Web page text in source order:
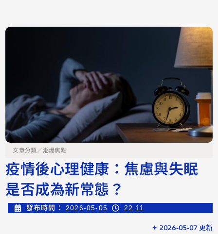
文章分類／潮爆焦點
疫情後心理健康：焦慮與失眠
是否成為新常態？
發布時間： 2026-05-05 22:11
✦ 2026-05-07 更新